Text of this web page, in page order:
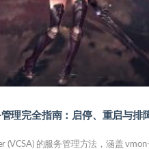
理完全指南：启停、重启与排
(VCSA) 的服务管理方法，涵盖